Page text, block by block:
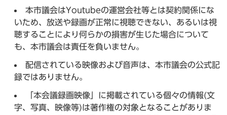
本市議会はYoutubeの運営会社等とは契約関係にな
いため、放送や録画が正常に視聴できない、あるいは視
聴することにより何らかの損害が生じた場合について
も、本市議会は責任を負いません。
配信されている映像および音声は、本市議会の公式記
録ではありません。
「本会議録画映像」に掲載されている個々の情報(文
字、写真、映像等)は著作権の対象となることがありま